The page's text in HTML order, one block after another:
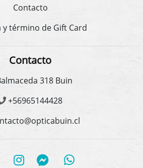
Contacto
y término de Gift Card
Contacto
318 Buin
+56965144428